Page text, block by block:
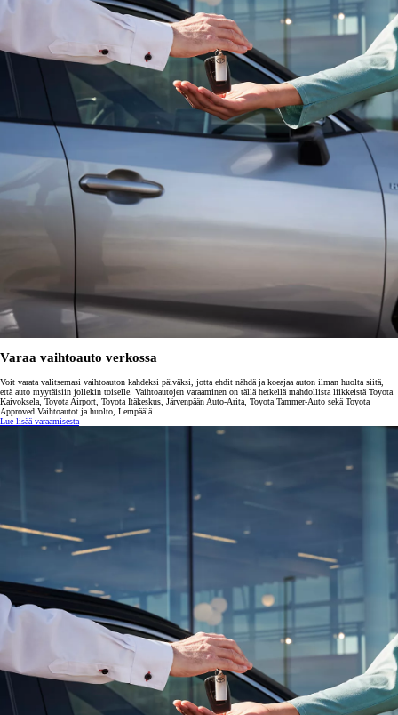
Varaa vaihtoauto verkossa
Voit varata valitsemasi vaihtoauton kahdeksi päiväksi, jotta ehdit nähdä ja koeajaa auton ilman huolta siitä,
että auto myytäisiin jollekin toiselle. Vaihtoautojen varaaminen on tällä hetkellä mahdollista liikkeistä Toyota
Kaivoksela, Toyota Airport, Toyota Itäkeskus, Järvenpään Auto-Arita, Toyota Tammer-Auto sekä Toyota
Approved Vaihtoautot ja huolto, Lempäälä.
Lue lisää varaamisesta